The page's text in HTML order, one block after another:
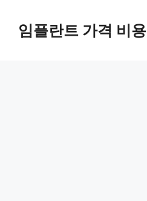
content임플란트 가격 비용